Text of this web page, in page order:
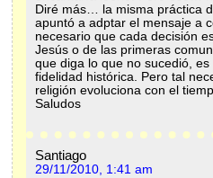
Diré más… la misma práctica
apuntó a adptar el mensaje a
necesario que cada decisión
Jesús o de las primeras
que diga lo que no sucedió,
fidelidad histórica. Pero tal
religión evoluciona con el
Saludos
Santiago
29/11/2010, 1:41 am